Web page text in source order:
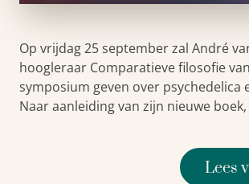
Op vrijdag 25 september zal André
hoogleraar Comparatieve filosofie
symposium geven over psychedelica
Naar aanleiding van zijn nieuwe
Lees